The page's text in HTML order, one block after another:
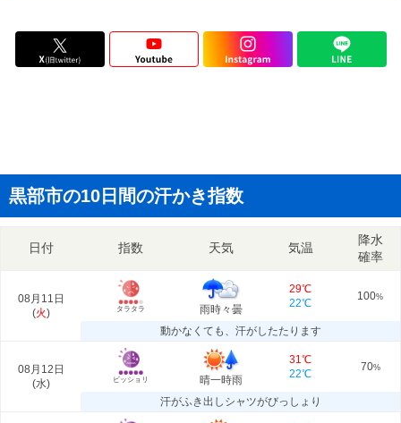
黒部市の10日間の汗かき指数
日付 指数 天気 気温
降水
確率
08月11日
(火) タラタラ 雨時々曇
29℃
22℃
100%
動かなくても、汗がしたたります
08月12日
(水) ビッショリ 晴一時雨
31℃
22℃
70%
汗がふき出しシャツがびっしょり